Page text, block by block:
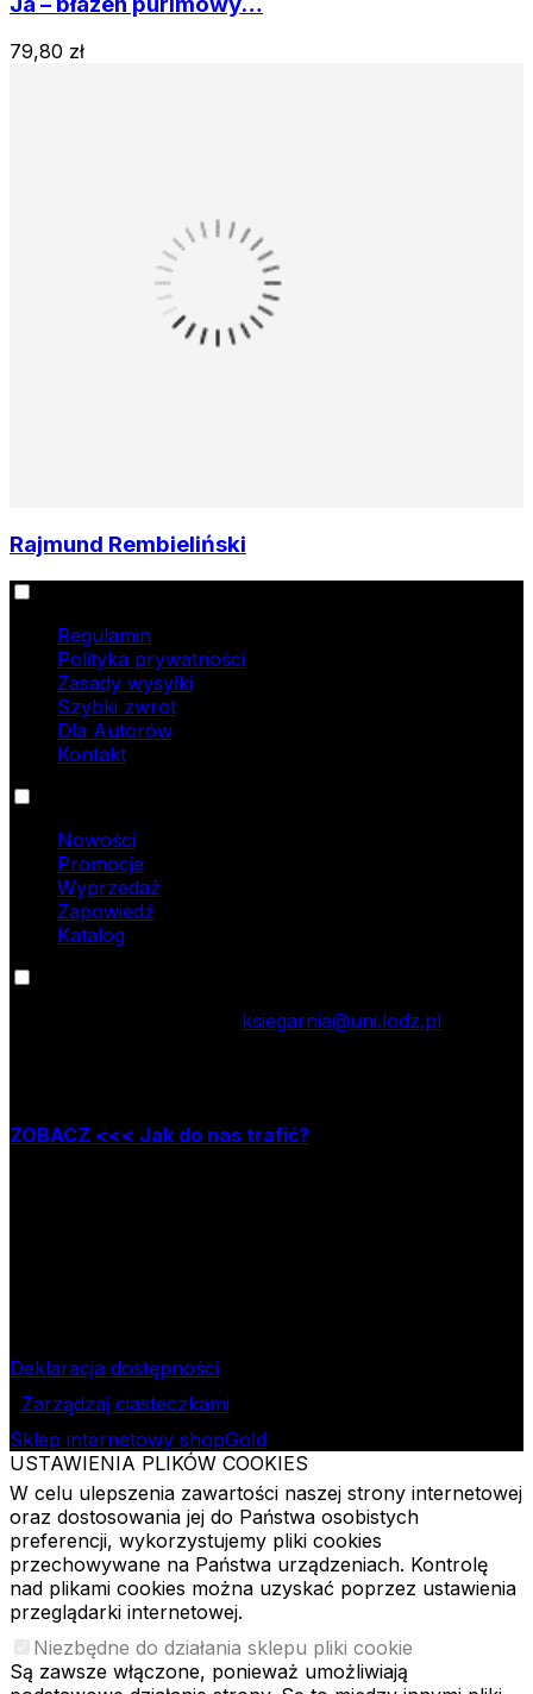
79,80 zł
Rajmund Rembieliński
Regulamin
Polityka prywatności
Zasady wysyłki
Szybki zwrot
Dla Autorów
Kontakt
Nowości
Promocje
Wyprzedaż
Zapowiedź
Katalog
ksiegarnia@uni.lodz.pl
ZOBACZ <<< Jak do nas trafić?
Deklaracja dostępności
Zarządzaj ciasteczkami
Sklep internetowy shopGold
USTAWIENIA PLIKÓW COOKIES
W celu ulepszenia zawartości naszej strony internetowej
oraz dostosowania jej do Państwa osobistych
preferencji, wykorzystujemy pliki cookies
przechowywane na Państwa urządzeniach. Kontrolę
nad plikami cookies można uzyskać poprzez ustawienia
przeglądarki internetowej.
Niezbędne do działania sklepu pliki cookie
Są zawsze włączone, ponieważ umożliwiają